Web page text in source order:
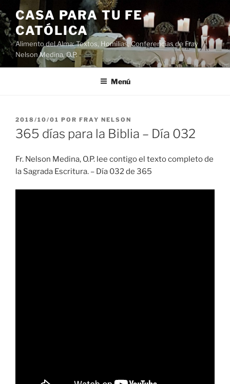
Saltar
al
contenido
CASA PARA TU FE
CATÓLICA
Alimento del Alma: Textos, Homilias, Conferencias de Fray
Nelson Medina, O.P.
Menú
PUBLICADO
EL
2018/10/01 POR FRAY NELSON
365 días para la Biblia – Día 032
Fr. Nelson Medina, O.P. lee contigo el texto completo de
la Sagrada Escritura. – Día 032 de 365